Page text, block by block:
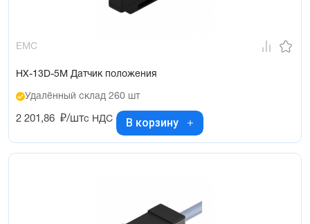
EMC
HX-13D-5M Датчик положения
Удалённый склад 260 шт
2 201,86 ₽/штс НДС В корзину